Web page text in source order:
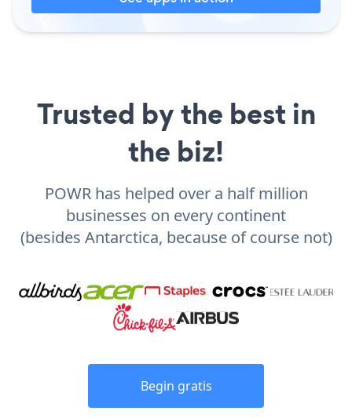
Trusted by the best in
the biz!
POWR has helped over a half million
businesses on every continent
(besides Antarctica, because of course not)
Begin gratis